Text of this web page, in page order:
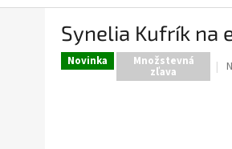
Synelia Kufrík na
Novinka Množstevná
zľava